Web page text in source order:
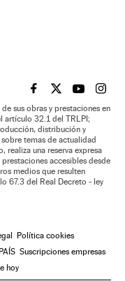
EL PAÍS BRASIL EN
EL PAÍSEL PAÍS
EL
sus obras y prestaciones en
artículo 32.1 del TRLPI;
distribución y
temas de actualidad
realiza una reserva expresa
accesibles desde
medios que resulten
67.3 del Real Decreto - ley
Política cookies
Suscripciones empresas
hoy